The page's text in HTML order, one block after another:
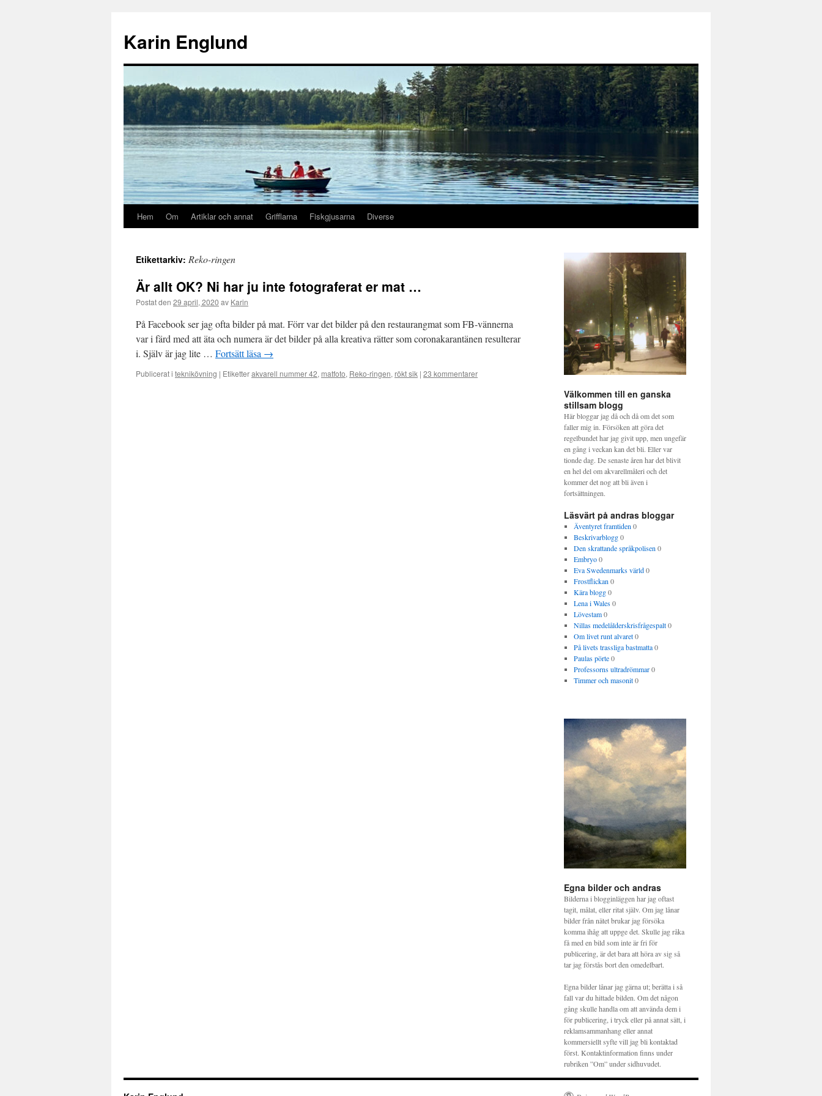
innehåll
Karin Englund
Hem Om Artiklar och annat Grifflarna Fiskgjusarna Diverse
Etikettarkiv: Reko-ringen
Är allt OK? Ni har ju inte fotograferat er mat …
Postat den 29 april, 2020 av Karin
På Facebook ser jag ofta bilder på mat. Förr var det bilder på den restaurangmat som FB-vännerna
var i färd med att äta och numera är det bilder på alla kreativa rätter som coronakarantänen resulterar
i. Själv är jag lite … Fortsätt läsa →
Publicerat i teknikövning | Etiketterakvarell nummer 42, matfoto, Reko-ringen, rökt sik | 23 kommentarer
Välkommen till en ganska
stillsam blogg
Här bloggar jag då och då om det som
faller mig in. Försöken att göra det
regelbundet har jag givit upp, men ungefär
en gång i veckan kan det bli. Eller var
tionde dag. De senaste åren har det blivit
en hel del om akvarellmåleri och det
kommer det nog att bli även i
fortsättningen.
Läsvärt på andras bloggar
Äventyret framtiden 0
Beskrivarblogg0
Den skrattande språkpolisen 0
Embryo0
Eva Swedenmarks värld0
Frostflickan 0
Kära blogg0
Lena i Wales0
Lövestam0
Nillas medelålderskrisfrågespalt0
Om livet runt alvaret0
På livets trassliga bastmatta0
Paulas pörte0
Professorns ultradrömmar0
Timmer och masonit0
Egna bilder och andras
Bilderna i blogginläggen har jag oftast
tagit, målat, eller ritat själv. Om jag lånar
bilder från nätet brukar jag försöka
komma ihåg att uppge det. Skulle jag råka
få med en bild som inte är fri för
publicering, är det bara att höra av sig så
tar jag förstås bort den omedelbart.
Egna bilder lånar jag gärna ut; berätta i så
fall var du hittade bilden. Om det någon
gång skulle handla om att använda dem i
för publicering, i tryck eller på annat sätt, i
reklamsammanhang eller annat
kommersiellt syfte vill jag bli kontaktad
först. Kontaktinformation finns under
rubriken ”Om” under sidhuvudet.